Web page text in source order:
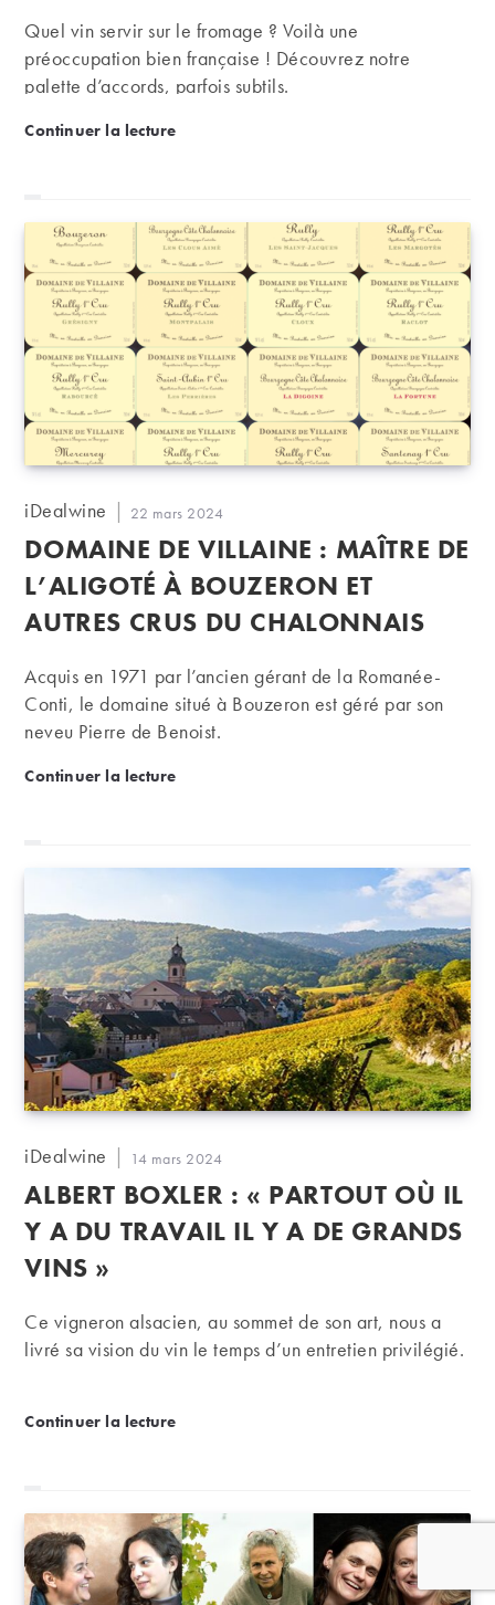
Quel vin servir sur le fromage ? Voilà une
préoccupation bien française ! Découvrez notre
palette d’accords, parfois subtils.
Continuer la lectureAccords mets et vins avec les fromages
Auteur/autrice
la
publication :
iDealwine
Publication
publiée :
22 mars 2024
DOMAINE DE VILLAINE : MAÎTRE DE
L’ALIGOTÉ À BOUZERON ET
AUTRES CRUS DU CHALONNAIS
Acquis en 1971 par l’ancien gérant de la Romanée-
Conti, le domaine situé à Bouzeron est géré par son
neveu Pierre de Benoist.
Continuer la lectureDomaine de Villaine : maître de l’aligoté à
Auteur/autrice
la
publication :
iDealwine
Publication
publiée :
14 mars 2024
ALBERT BOXLER : « PARTOUT OÙ IL
Y A DU TRAVAIL IL Y A DE GRANDS
VINS »
Ce vigneron alsacien, au sommet de son art, nous a
livré sa vision du vin le temps d’un entretien privilégié.
Continuer la lectureAlbert Boxler : « Partout où il y a du travail il y a de